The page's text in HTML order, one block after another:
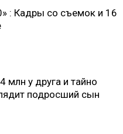
: Кадры со съемок и 16
млн у друга и тайно
подросший сын